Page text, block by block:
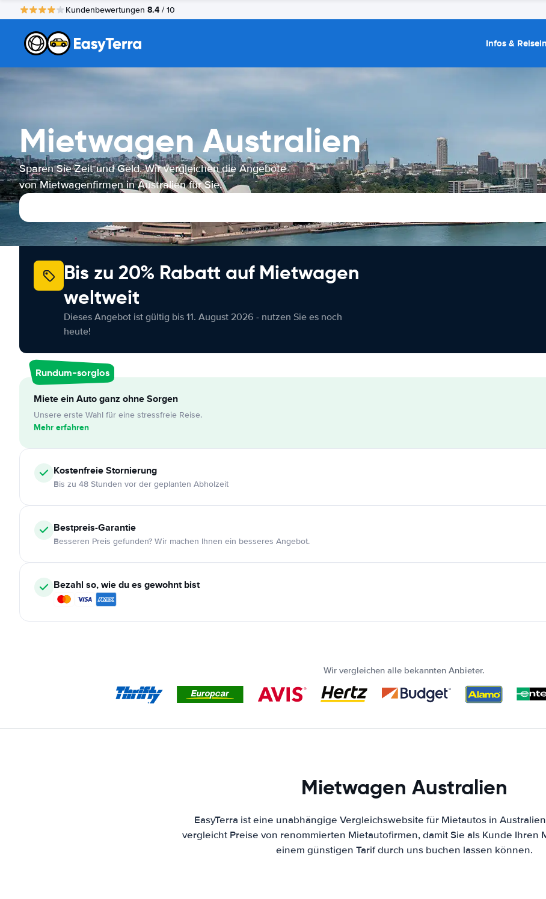
Kundenbewertungen 8.4 / 10
Infos &
Mietwagen Australien
Sparen Sie Zeit und Geld. Wir vergleichen die Angebote
von Mietwagenfirmen in Australien für Sie.
Bis zu 20% Rabatt auf Mietwagen
weltweit
Dieses Angebot ist gültig bis 11. August 2026 - nutzen Sie es noch
heute!
Rundum-sorglos
Miete ein Auto ganz ohne Sorgen
Unsere erste Wahl für eine stressfreie Reise.
Mehr erfahren
KostenfreieStornierung
Bis zu 48 Stunden vor der geplanten Abholzeit
Bestpreis-Garantie
Besseren Preis gefunden? Wir machen Ihnen ein besseres Angebot.
Bezahl so, wie du es gewohnt bist
Wir vergleichen alle bekannten Anbieter.
Mietwagen Australien
EasyTerra ist eine unabhängige Vergleichswebsite für Mietautos in
vergleicht Preise von renommierten Mietautofirmen, damit Sie als Kunde Ihren
einem günstigen Tarif durch uns buchen lassen können.